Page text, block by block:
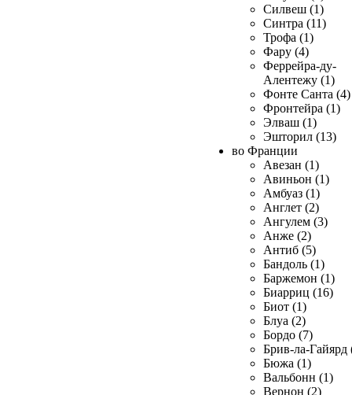
Силвеш (1)
Синтра (11)
Трофа (1)
Фару (4)
Феррейра-ду-
Алентежу (1)
Фонте Санта (4)
Фронтейра (1)
Элваш (1)
Эшторил (13)
во Франции
Авезан (1)
Авиньон (1)
Амбуаз (1)
Англет (2)
Ангулем (3)
Анже (2)
Антиб (5)
Бандоль (1)
Баржемон (1)
Биарриц (16)
Биот (1)
Блуа (2)
Бордо (7)
Брив-ла-Гайярд
Бюжа (1)
Вальбонн (1)
Вернон (2)